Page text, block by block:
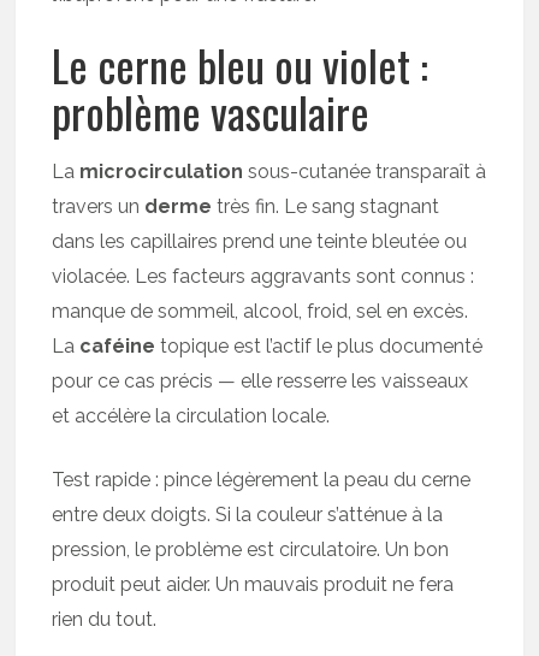
Le cerne bleu ou violet :
problème vasculaire
La microcirculation sous-cutanée transparaît à
travers un derme très fin. Le sang stagnant
dans les capillaires prend une teinte bleutée ou
violacée. Les facteurs aggravants sont connus :
manque de sommeil, alcool, froid, sel en excès.
La caféine topique est l’actif le plus documenté
pour ce cas précis — elle resserre les vaisseaux
et accélère la circulation locale.
Test rapide : pince légèrement la peau du cerne
entre deux doigts. Si la couleur s’atténue à la
pression, le problème est circulatoire. Un bon
produit peut aider. Un mauvais produit ne fera
rien du tout.